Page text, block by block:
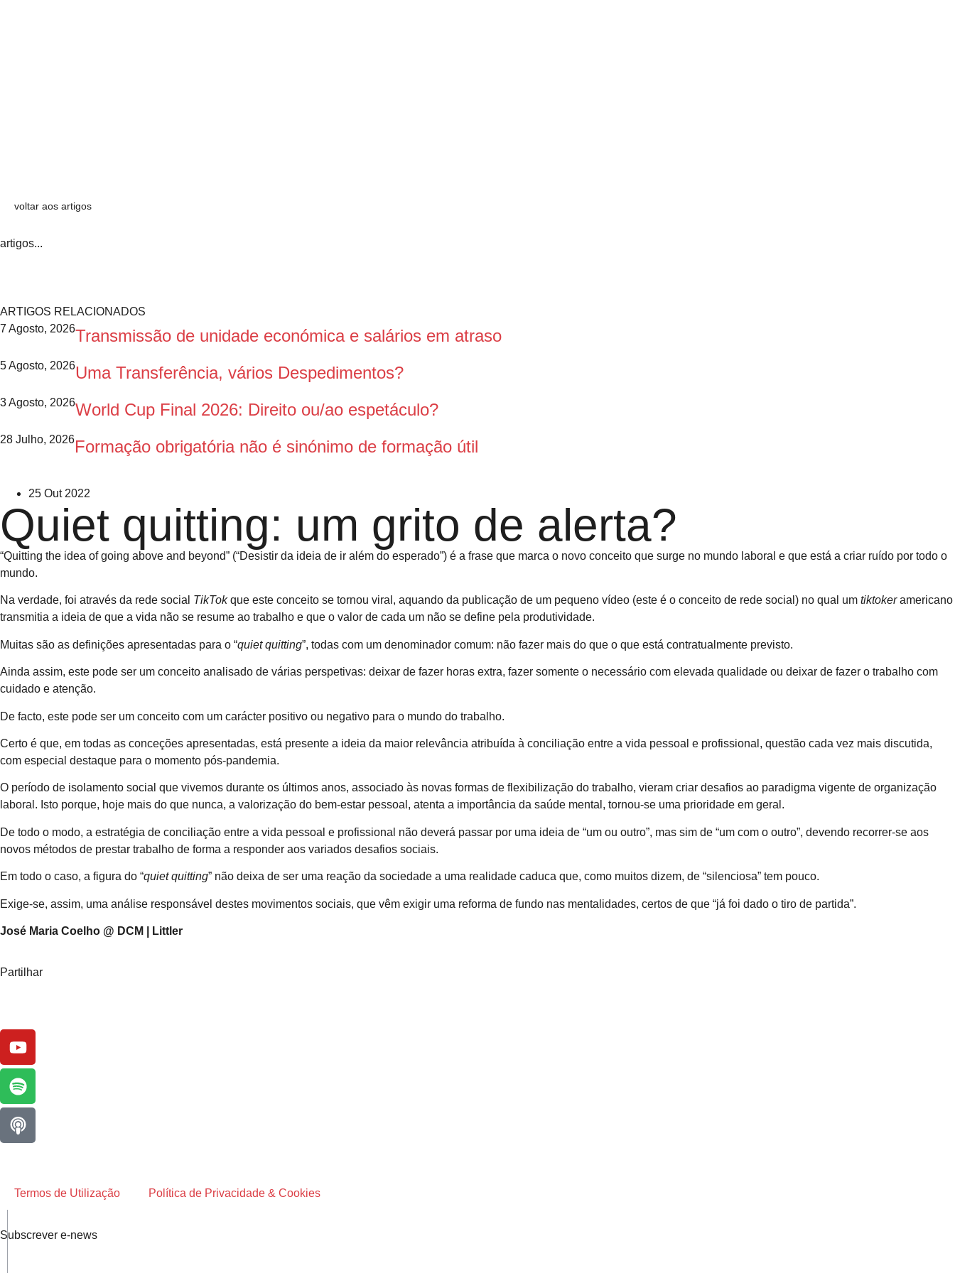
voltar aos artigos
artigos...
ARTIGOS RELACIONADOS
Transmissão de unidade económica e salários em atraso
7 Agosto, 2026
Uma Transferência, vários Despedimentos?
5 Agosto, 2026
World Cup Final 2026: Direito ou/ao espetáculo?
3 Agosto, 2026
Formação obrigatória não é sinónimo de formação útil
28 Julho, 2026
25 Out 2022
Quiet quitting: um grito de alerta?
“Quitting the idea of going above and beyond” (“Desistir da ideia de ir além do esperado”) é a frase que marca o novo conceito que surge no mundo laboral e que está a criar ruído por todo o
mundo.
Na verdade, foi através da rede social TikTokque este conceito se tornou viral, aquando da publicação de um pequeno vídeo (este é o conceito de rede social) no qual um tiktokeramericano
transmitia a ideia de que a vida não se resume ao trabalho e que o valor de cada um não se define pela produtividade.
Muitas são as definições apresentadas para o “quiet quitting”, todas com um denominador comum: não fazer mais do que o que está contratualmente previsto.
Ainda assim, este pode ser um conceito analisado de várias perspetivas: deixar de fazer horas extra, fazer somente o necessário com elevada qualidade ou deixar de fazer o trabalho com
cuidado e atenção.
De facto, este pode ser um conceito com um carácter positivo ou negativo para o mundo do trabalho.
Certo é que, em todas as conceções apresentadas, está presente a ideia da maior relevância atribuída à conciliação entre a vida pessoal e profissional, questão cada vez mais discutida,
com especial destaque para o momento pós-pandemia.
O período de isolamento social que vivemos durante os últimos anos, associado às novas formas de flexibilização do trabalho, vieram criar desafios ao paradigma vigente de organização
laboral. Isto porque, hoje mais do que nunca, a valorização do bem-estar pessoal, atenta a importância da saúde mental, tornou-se uma prioridade em geral.
De todo o modo, a estratégia de conciliação entre a vida pessoal e profissional não deverá passar por uma ideia de “um ou outro”, mas sim de “um com o outro”, devendo recorrer-se aos
novos métodos de prestar trabalho de forma a responder aos variados desafios sociais.
Em todo o caso, a figura do “quiet quitting” não deixa de ser uma reação da sociedade a uma realidade caduca que, como muitos dizem, de “silenciosa” tem pouco.
Exige-se, assim, uma análise responsável destes movimentos sociais, que vêm exigir uma reforma de fundo nas mentalidades, certos de que “já foi dado o tiro de partida”.
José Maria Coelho @ DCM | Littler
Partilhar
Termos de Utilização Política de Privacidade & Cookies
Subscrever e-news